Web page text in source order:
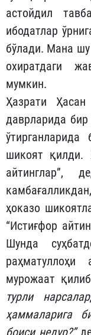
астойдил
ибодатлар
бўлади. Мана шу
охиратдаги
мумкин.
Ҳазрати
даврларида
шикоят қилди.
айтинглар”,
ҳоказо
“Истиғфор
Шунда
мурожаат
турли
ҳаммаларига